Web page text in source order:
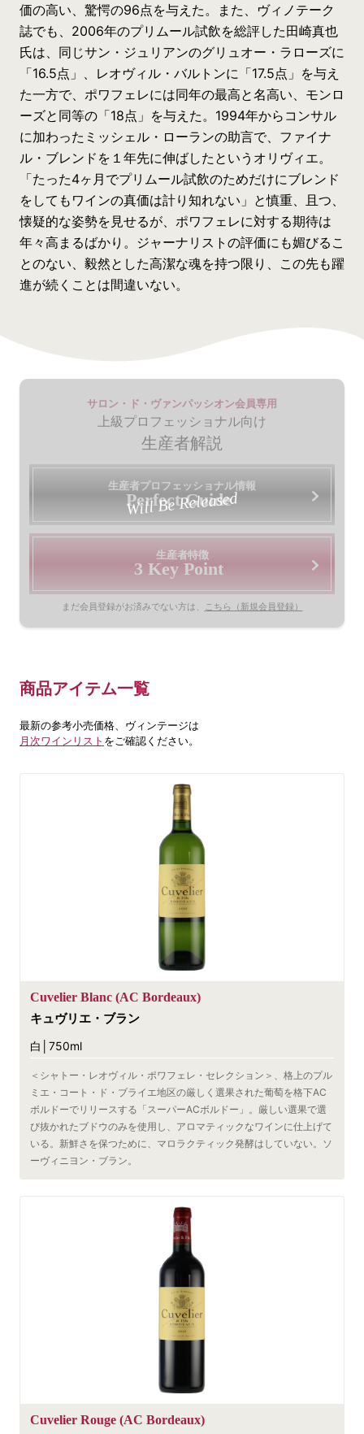
価の高い、驚愕の96点を与えた。また、ヴィノテーク
誌でも、2006年のプリムール試飲を総評した田崎真也
氏は、同じサン・ジュリアンのグリュオー・ラローズに
「16.5点」、レオヴィル・バルトンに「17.5点」を与え
た一方で、ポワフェレには同年の最高と名高い、モンロ
ーズと同等の「18点」を与えた。1994年からコンサル
に加わったミッシェル・ローランの助言で、ファイナ
ル・ブレンドを１年先に伸ばしたというオリヴィエ。
「たった4ヶ月でプリムール試飲のためだけにブレンド
をしてもワインの真価は計り知れない」と慎重、且つ、
懐疑的な姿勢を見せるが、ポワフェレに対する期待は
年々高まるばかり。ジャーナリストの評価にも媚びるこ
とのない、毅然とした高潔な魂を持つ限り、この先も躍
進が続くことは間違いない。
Will Be Released
上級プロフェッショナル向け
生産者解説
サロン・ド・ヴァンパッシオン会員専用
生産者プロフェッショナル情報
Perfect Guide
生産者特徴
3 Key Point
まだ会員登録がお済みでない方は、 こちら（新規会員登録）
商品アイテム一覧
最新の参考小売価格、ヴィンテージは
月次ワインリスト をご確認ください。
Cuvelier Blanc (AC Bordeaux)
キュヴリエ・ブラン
白│750ml
＜シャトー・レオヴィル・ポワフェレ・セレクション＞、格上のプル
ミエ・コート・ド・ブライエ地区の厳しく選果された葡萄を格下AC
ボルドーでリリースする「スーパーACボルドー」。厳しい選果で選
び抜かれたブドウのみを使用し、アロマティックなワインに仕上げて
いる。新鮮さを保つために、マロラクティック発酵はしていない。ソ
ーヴィニヨン・ブラン。
Cuvelier Rouge (AC Bordeaux)